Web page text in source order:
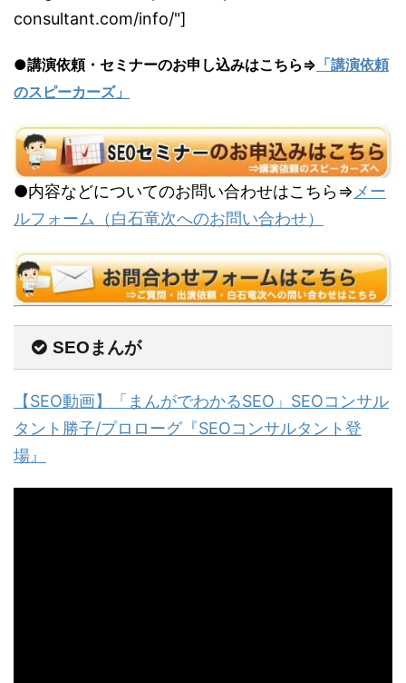
consultant.com/info/"]
●講演依頼・セミナーのお申し込みはこちら⇒ 「講演依頼
のスピーカーズ」
●内容などについてのお問い合わせはこちら⇒ メー
ルフォーム（白石竜次へのお問い合わせ）
SEOまんが
【SEO動画】「まんがでわかるSEO」SEOコンサル
タント勝子/プロローグ『SEOコンサルタント登
場』